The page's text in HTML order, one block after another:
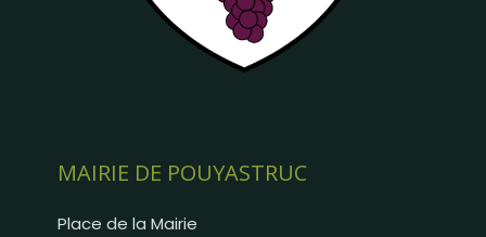
MAIRIE DE POUYASTRUC
Place de la Mairie